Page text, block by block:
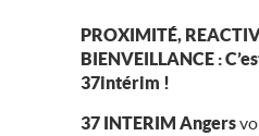
PROXIMITÉ,
BIENVEILLANCE :
37intérim !
37 INTERIM Angers